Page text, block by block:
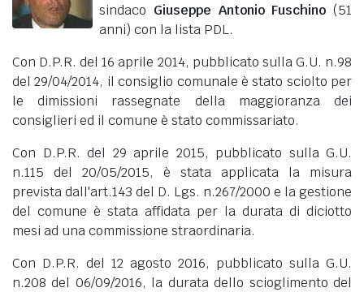
sindaco Giuseppe Antonio Fuschino (51
anni) con la lista PDL.
Con D.P.R. del 16 aprile 2014, pubblicato sulla G.U. n.98
del 29/04/2014, il consiglio comunale è stato sciolto per
le dimissioni rassegnate della maggioranza dei
consiglieri ed il comune è stato commissariato.
Con D.P.R. del 29 aprile 2015, pubblicato sulla G.U.
n.115 del 20/05/2015, è stata applicata la misura
prevista dall'art.143 del D. Lgs. n.267/2000 e la gestione
del comune è stata affidata per la durata di diciotto
mesi ad una commissione straordinaria.
Con D.P.R. del 12 agosto 2016, pubblicato sulla G.U.
n.208 del 06/09/2016, la durata dello scioglimento del